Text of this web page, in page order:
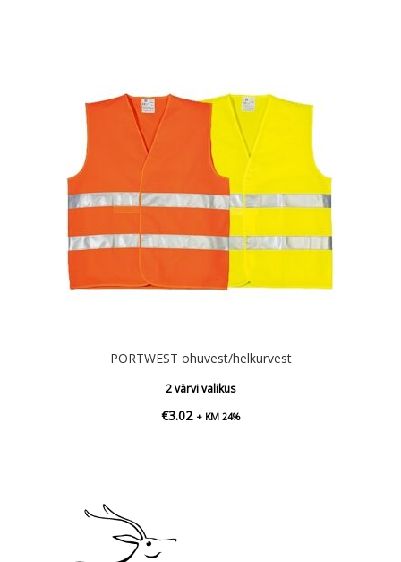
PORTWEST ohuvest/helkurvest
2 värvi valikus
€3.02 + KM 24%